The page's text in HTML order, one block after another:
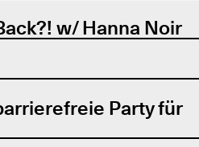
w/ Hanna Noir
Party für